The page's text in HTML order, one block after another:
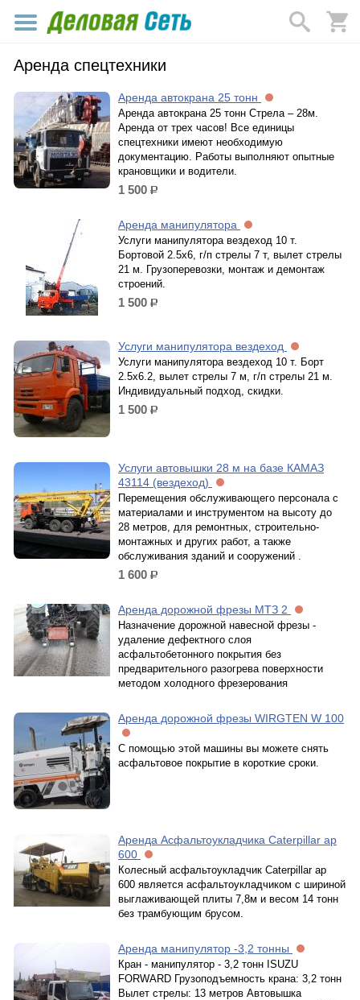
Аренда спецтехники
Аренда автокрана 25 тонн
Аренда автокрана 25 тонн Стрела – 28м.
Аренда от трех часов! Все единицы
спецтехники имеют необходимую
документацию. Работы выполняют опытные
крановщики и водители.
1 500 р.
Аренда манипулятора
Услуги манипулятора вездеход 10 т.
Бортовой 2.5х6, г/п стрелы 7 т, вылет стрелы
21 м. Грузоперевозки, монтаж и демонтаж
строений.
1 500 р.
Услуги манипулятора вездеход
Услуги манипулятора вездеход 10 т. Борт
2.5х6.2, вылет стрелы 7 м, г/п стрелы 21 м.
Индивидуальный подход, скидки.
1 500 р.
Услуги автовышки 28 м на базе КАМАЗ
43114 (вездеход)
Перемещения обслуживающего персонала с
материалами и инструментом на высоту до
28 метров, для ремонтных, строительно-
монтажных и других работ, а также
обслуживания зданий и сооружений .
1 600 р.
Аренда дорожной фрезы МТЗ 2
Назначение дорожной навесной фрезы -
удаление дефектного слоя
асфальтобетонного покрытия без
предварительного разогрева поверхности
методом холодного фрезерования
Аренда дорожной фрезы WIRGTEN W 100
С помощью этой машины вы можете снять
асфальтовое покрытие в короткие сроки.
Аренда Асфальтоукладчика Caterpillar ap
600
Колесный асфальтоукладчик Caterpillar ap
600 является асфальтоукладчиком с шириной
выглаживающей плиты 7,8м и весом 14 тонн
без трамбующим брусом.
Аренда манипулятор -3,2 тонны
Кран - манипулятор - 3,2 тонн ISUZU
FORWARD Грузоподъемность крана: 3,2 тонн
Вылет стрелы: 13 метров Автовышка